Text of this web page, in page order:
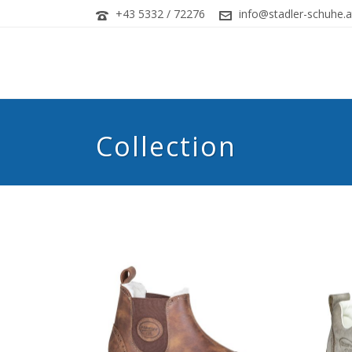
+43 5332 / 72276 info@stadler-
Collection